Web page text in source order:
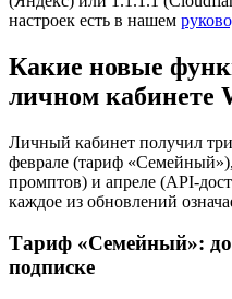
настроек есть в нашем
Какие новые
личном кабинете
Личный кабинет получил
феврале (тариф
промптов) и апреле (API-
каждое из обновлений
Тариф «Семейный»: до
подписке